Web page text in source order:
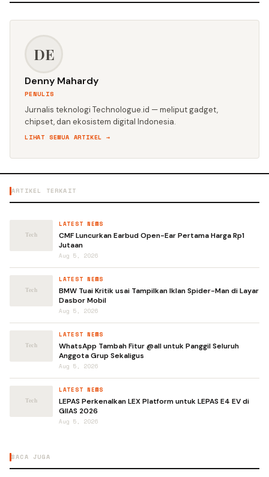
DE
Denny Mahardy
PENULIS
Jurnalis teknologi Technologue.id — meliput gadget,
chipset, dan ekosistem digital Indonesia.
LIHAT SEMUA ARTIKEL →
ARTIKEL TERKAIT
LATEST NEWS
CMF Luncurkan Earbud Open-Ear Pertama Harga Rp1
Jutaan
Aug 5, 2026
LATEST NEWS
BMW Tuai Kritik usai Tampilkan Iklan Spider-Man di Layar
Dasbor Mobil
Aug 5, 2026
LATEST NEWS
WhatsApp Tambah Fitur @all untuk Panggil Seluruh
Anggota Grup Sekaligus
Aug 5, 2026
LATEST NEWS
LEPAS Perkenalkan LEX Platform untuk LEPAS E4 EV di
GIIAS 2026
Aug 5, 2026
BACA JUGA